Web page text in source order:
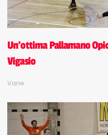
Un'ottima Pallamano
Vigasio
Varie